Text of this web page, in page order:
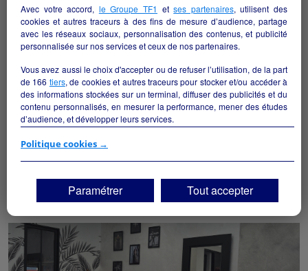
ancien bar hotel restaurant
Hôtellerie et restauration particulier
Avec votre accord, le Groupe TF1 etses partenaires, utilisent des
cookies et autres traceurs à des fins de mesure d’audience, partage
avec les réseaux sociaux, personnalisation des contenus, et publicité
personnalisée sur nos services et ceux de nos partenaires.
Vous avez aussi le choix d'accepter ou de refuser l’utilisation, de la part
de 166 tiers, de cookies et autres traceurs pour stocker et/ou accéder à
des informations stockées sur un terminal, diffuser des publicités et du
contenu personnalisés, en mesurer la performance, mener des études
d’audience, et développer leurs services.
Si vous continuez sans accepter, les fonctionnalités liées à la
vos centres d'intérêt. Seuls lescookies/traceurs techniquesseront
déposés et lus sur votre terminal.
Vous pouvez exprimer vos choix en cliquant sur "Tout accepter",
"Continuer sans accepter" ou "Paramétrer", et les modifier à tout
moment en cliquant sur le lien "Paramétrez vos choix" situé en bas de
page.
Politique cookies →
Paramétrer Tout accepter